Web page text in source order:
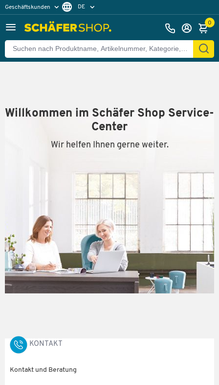
Geschäftskunden DE
0
Willkommen im Schäfer Shop Service-
Center
Wir helfen Ihnen gerne weiter.
KONTAKT
Kontakt und Beratung